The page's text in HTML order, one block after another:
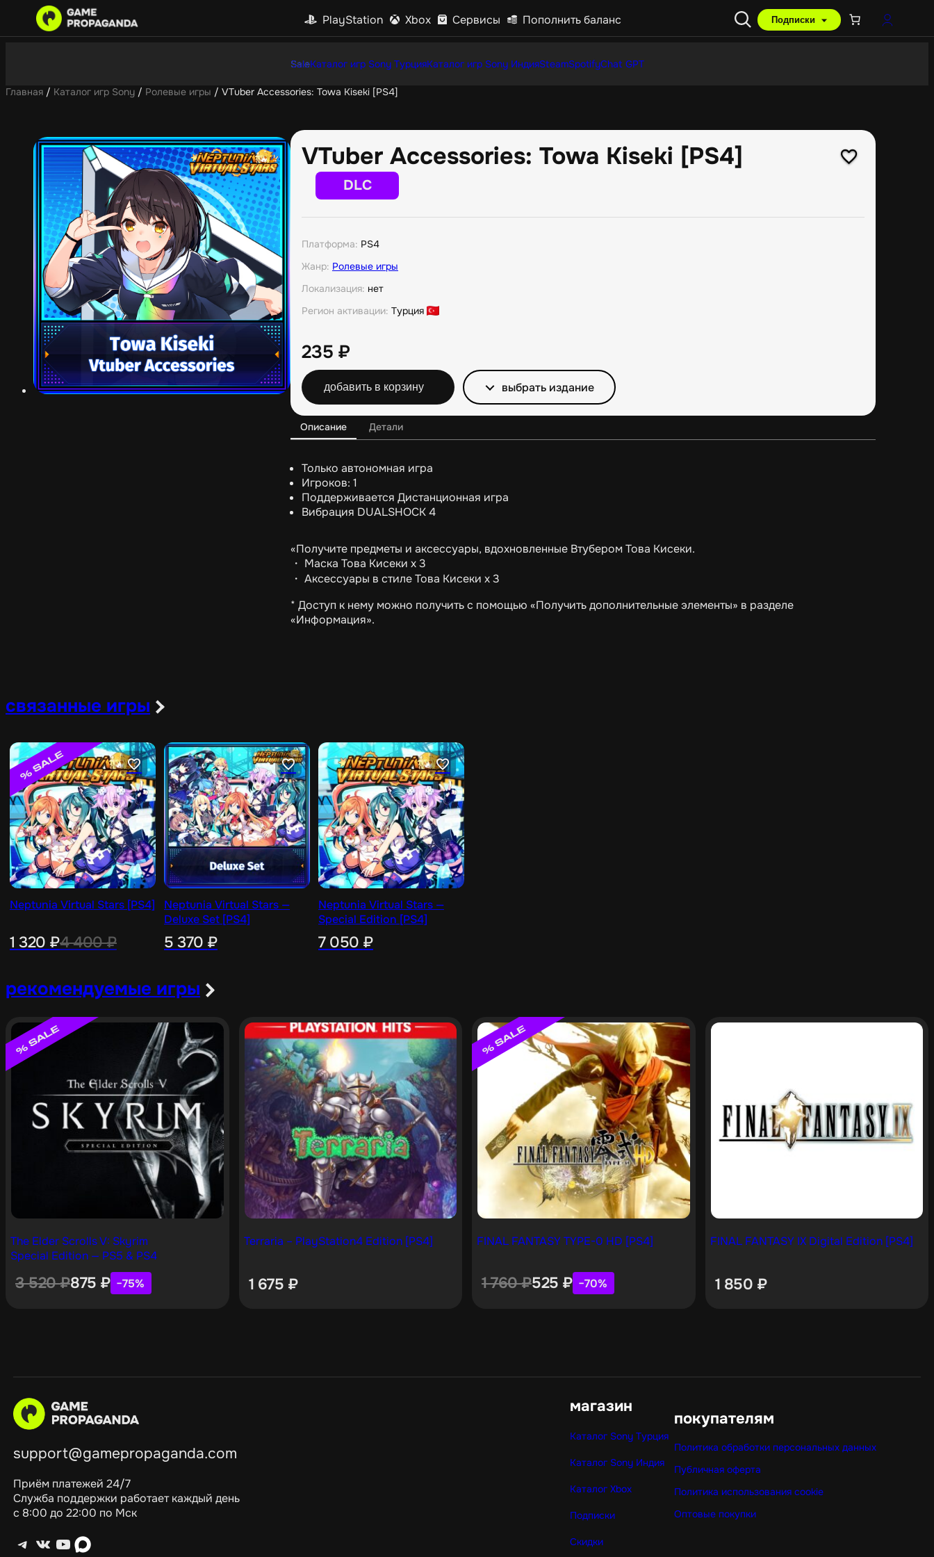
PlayStation Xbox Сервисы Пополнить баланс Подписки
SaleКаталог игр Sony ТурцияКаталог игр Sony ИндияSteamSpotifyChat GPT
Главная / Каталог игр Sony / Ролевые игры / VTuber Accessories: Towa Kiseki [PS4]
VTuber Accessories: Towa Kiseki [PS4]
DLC
Платформа: PS4
Жанр: Ролевые игры
Локализация: нет
Регион активации: Турция
235 ₽
добавить в корзину выбрать издание
Описание Детали
Только автономная игра
Игроков: 1
Поддерживается Дистанционная игра
Вибрация DUALSHOCK 4
«Получите предметы и аксессуары, вдохновленные Втубером Това Кисеки.
・ Маска Това Кисеки x 3
・ Аксессуары в стиле Това Кисеки x 3
* Доступ к нему можно получить с помощью «Получить дополнительные элементы» в разделе
«Информация».
связанные игры
Neptunia Virtual Stars [PS4]
1 320 ₽4 400₽
Neptunia Virtual Stars —
Deluxe Set [PS4]
5 370 ₽
Neptunia Virtual Stars —
Special Edition [PS4]
7 050 ₽
рекомендуемые игры
The Elder Scrolls V: Skyrim
Special Edition — PS5 & PS4
3 520₽875 ₽ −75%
Terraria – PlayStation4 Edition [PS4]
1 675 ₽
FINAL FANTASY TYPE-0 HD [PS4]
1 760₽525 ₽ −70%
FINAL FANTASY IX Digital Edition [PS4]
1 850 ₽
support@gamepropaganda.com
Приём платежей 24/7
Служба поддержки работает каждый день
с 8:00 до 22:00 по Мск
Telegram ВКонтакте YouTube max
магазин
Каталог Sony Турция
Каталог Sony Индия
Каталог Xbox
Подписки
Скидки
покупателям
Политика обработки персональных данных
Публичная оферта
Политика использования cookie
Оптовые покупки